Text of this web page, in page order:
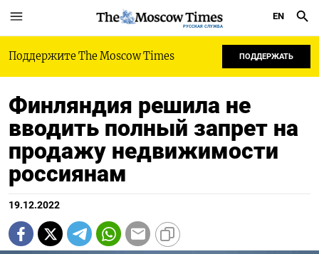
РУССКАЯ СЛУЖБА
EN
Поддержите The Moscow Times ПОДДЕРЖАТЬ
Финляндия решила не
вводить полный запрет на
продажу недвижимости
россиянам
19.12.2022